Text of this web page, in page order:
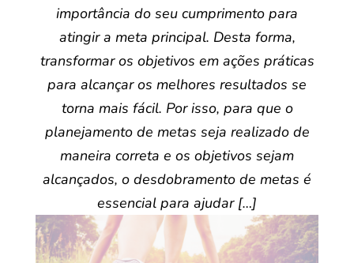
importância do seu cumprimento para
atingir a meta principal. Desta forma,
transformar os objetivos em ações práticas
para alcançar os melhores resultados se
torna mais fácil. Por isso, para que o
planejamento de metas seja realizado de
maneira correta e os objetivos sejam
alcançados, o desdobramento de metas é
essencial para ajudar […]